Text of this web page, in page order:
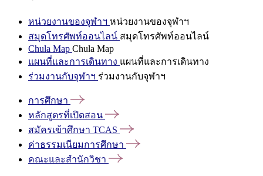
หน่วยงานของจุฬาฯ หน่วยงานของจุฬาฯ
สมุดโทรศัพท์ออนไลน์ สมุดโทรศัพท์ออนไลน์
Chula Map Chula Map
แผนที่และการเดินทาง แผนที่และการเดินทาง
ร่วมงานกับจุฬาฯ ร่วมงานกับจุฬาฯ
การศึกษา
หลักสูตรที่เปิดสอน
สมัครเข้าศึกษา TCAS
ค่าธรรมเนียมการศึกษา
คณะและสำนักวิชา